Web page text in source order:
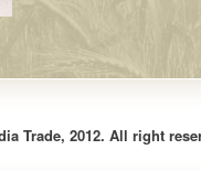
Trade, 2012. All right